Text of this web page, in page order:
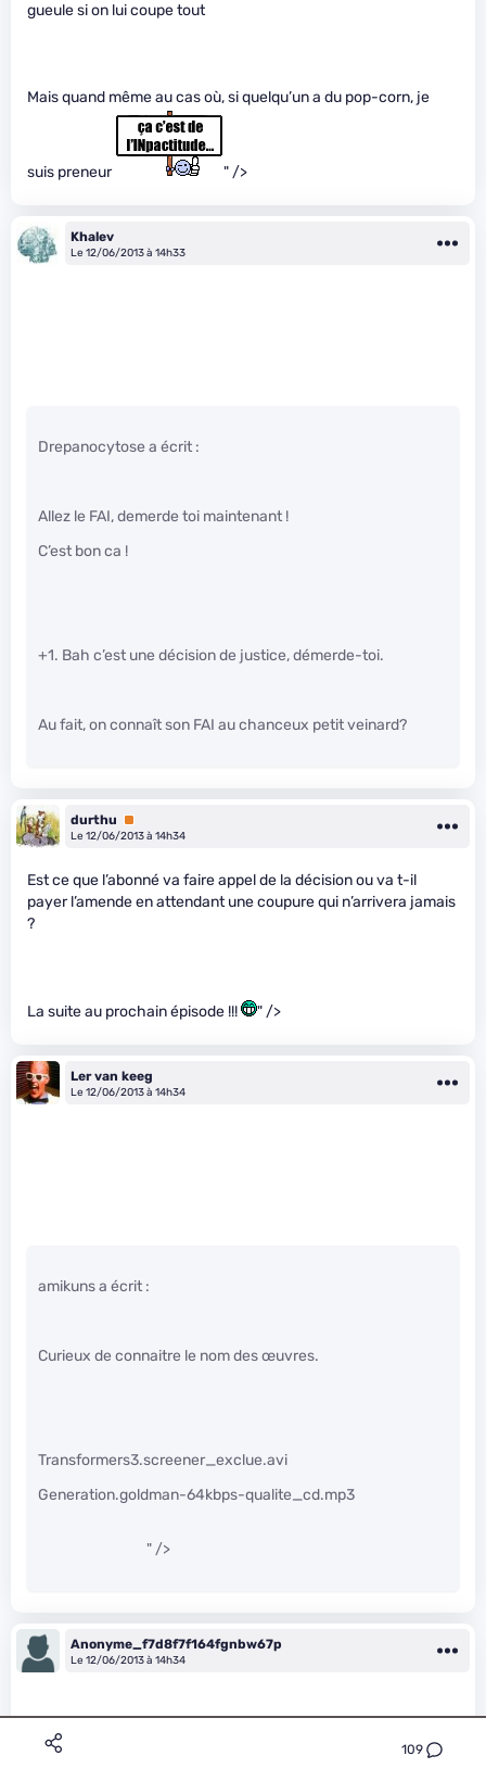
109
gueule si on lui coupe tout
Mais quand même au cas où, si quelqu’un a du pop-corn, je
suis preneur " />
Khalev
Le 12/06/2013 à 14h33
Drepanocytose a écrit :
Allez le FAI, demerde toi maintenant !
C’est bon ca !
+1. Bah c’est une décision de justice, démerde-toi.
Au fait, on connaît son FAI au chanceux petit veinard?
durthu
Premium
Le 12/06/2013 à 14h34
Est ce que l’abonné va faire appel de la décision ou va t-il
payer l’amende en attendant une coupure qui n’arrivera jamais
?
La suite au prochain épisode !!! " />
Ler van keeg
Le 12/06/2013 à 14h34
amikuns a écrit :
Curieux de connaitre le nom des œuvres.
Transformers3.screener_exclue.avi
Generation.goldman-64kbps-qualite_cd.mp3
" />
Anonyme_f7d8f7f164fgnbw67p
Le 12/06/2013 à 14h34